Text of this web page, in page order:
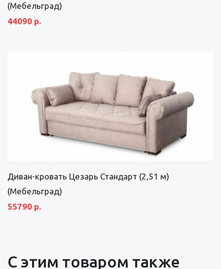
(Мебельград)
44090 р.
Диван-кровать Цезарь Стандарт (2,51 м)
(Мебельград)
55790 р.
С этим товаром также